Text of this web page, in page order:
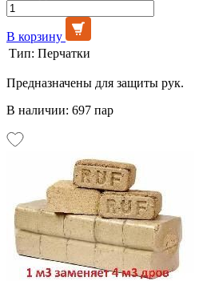
В корзину
Тип: Перчатки
Предназначены для защиты рук.
В наличии: 697 пар